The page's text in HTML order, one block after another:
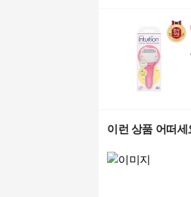
이런 상품 어떠세